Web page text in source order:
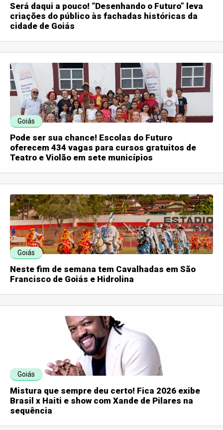
Será daqui a pouco! “Desenhando o Futuro” leva
criações do público às fachadas históricas da
cidade de Goiás
Goiás
Pode ser sua chance! Escolas do Futuro
oferecem 434 vagas para cursos gratuitos de
Teatro e Violão em sete municípios
Goiás
Neste fim de semana tem Cavalhadas em São
Francisco de Goiás e Hidrolina
Goiás
Mistura que sempre deu certo! Fica 2026 exibe
Brasil x Haiti e show com Xande de Pilares na
sequência